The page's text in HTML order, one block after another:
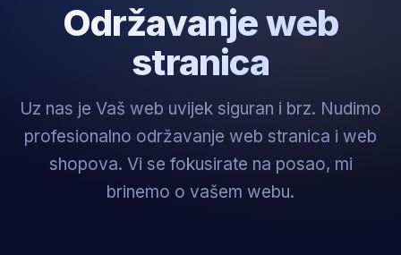
Održavanje web
stranica
Uz nas je Vaš web uvijek siguran i brz. Nudimo
profesionalno održavanje web stranica i web
shopova. Vi se fokusirate na posao, mi
brinemo o vašem webu.